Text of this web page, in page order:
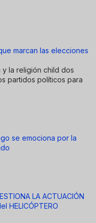
marcan las elecciones
y la religión child dos
partidos políticos para
se emociona por la
LA ACTUACIÓN
HELICÓPTERO